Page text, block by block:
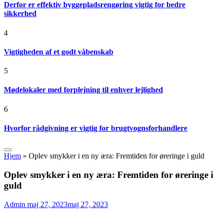
Derfor er effektiv byggepladsrengøring vigtig for bedre
sikkerhed
4
Vigtigheden af et godt våbenskab
5
Mødelokaler med forplejning til enhver lejlighed
6
Hvorfor rådgivning er vigtig for brugtvognsforhandlere
Hjem » Oplev smykker i en ny æra: Fremtiden for øreringe i guld
Oplev smykker i en ny æra: Fremtiden for øreringe i
guld
Admin maj 27, 2023maj 27, 2023